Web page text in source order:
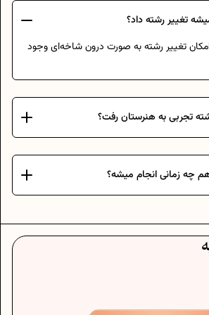
تغییر رشته داد؟
تغییر رشته به صورت درون شاخه‌ای وجود
تجربی به هنرستان رفت؟
چه زمانی انجام میشه؟